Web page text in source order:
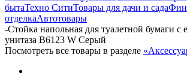
бытаТехно СитиТовары для дачи и сада
отделкаАвтотовары
-Стойка напольная для туалетной бумаги с
унитаза B6123 W Серый
Посмотреть все товары в разделе